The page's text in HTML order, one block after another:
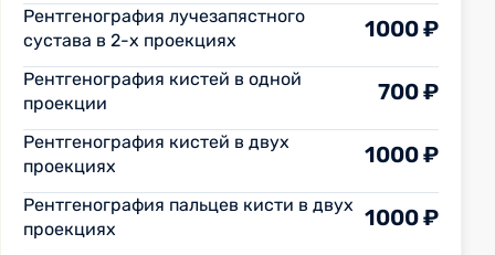
Рентгенография лучезапястного
сустава в 2-х проекциях
1000 ₽
Рентгенография кистей в одной
проекции
700 ₽
Рентгенография кистей в двух
проекциях
1000 ₽
Рентгенография пальцев кисти в двух
проекциях
1000 ₽